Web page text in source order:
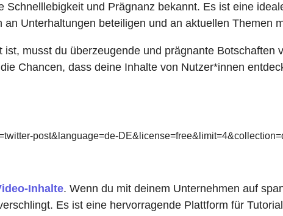
Schnelllebigkeit und Prägnanz bekannt. Es ist eine
an Unterhaltungen beteiligen und an aktuellen Themen
ist, musst du überzeugende und prägnante
Chancen, dass deine Inhalte von Nutzer*innen
post&language=de-
Inhalte. Wenn du mit deinem Unternehmen auf
Es ist eine hervorragende Plattform für